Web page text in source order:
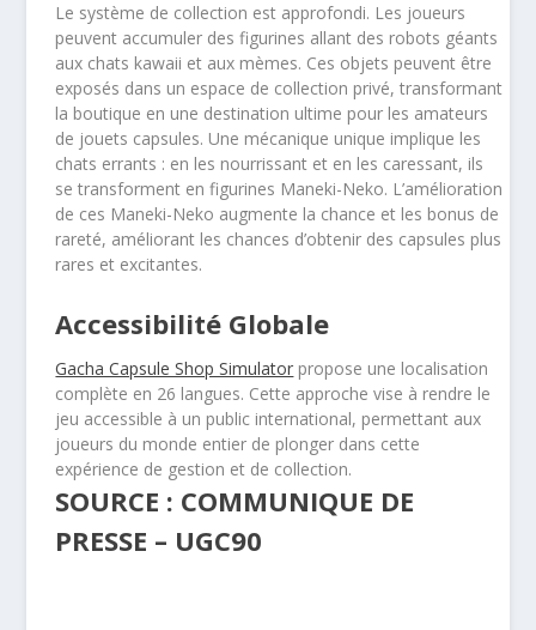
Le système de collection est approfondi. Les joueurs
peuvent accumuler des figurines allant des robots géants
aux chats kawaii et aux mèmes. Ces objets peuvent être
exposés dans un espace de collection privé, transformant
la boutique en une destination ultime pour les amateurs
de jouets capsules. Une mécanique unique implique les
chats errants : en les nourrissant et en les caressant, ils
se transforment en figurines Maneki-Neko. L’amélioration
de ces Maneki-Neko augmente la chance et les bonus de
rareté, améliorant les chances d’obtenir des capsules plus
rares et excitantes.
Accessibilité Globale
Gacha Capsule Shop Simulator propose une localisation
complète en 26 langues. Cette approche vise à rendre le
jeu accessible à un public international, permettant aux
joueurs du monde entier de plonger dans cette
expérience de gestion et de collection.
SOURCE : COMMUNIQUE DE
PRESSE – UGC90